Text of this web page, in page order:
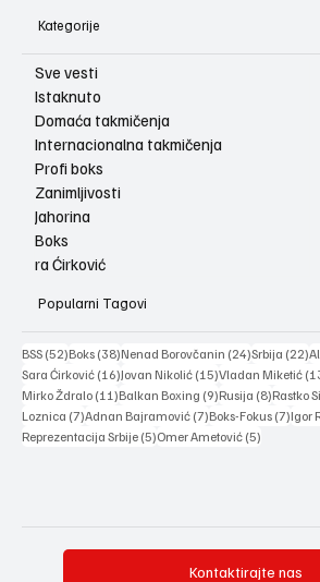
Kategorije
Sve vesti
Istaknuto
Domaća takmičenja
Internacionalna takmičenja
Profi boks
Zanimljivosti
Jahorina
Boks
ra Ćirković
Popularni Tagovi
BSS (52)52 posts
Boks (38)38 posts
Nenad Borovčanin (24)24 posts
Srbija (22)
Sara Ćirković (16)16 posts
Jovan Nikolić (15)15 posts
Vladan Miketić
Mirko Ždralo (11)11 posts
Balkan Boxing (9)9 posts
Rusija (8)8 posts
Rastko
Loznica (7)7 posts
Adnan Bajramović (7)7 posts
Boks-Fokus (7)7
Igor
Reprezentacija Srbije (5)5 posts
Omer Ametović (5)
Kontaktirajte nas